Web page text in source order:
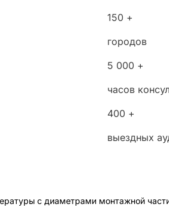
150 +
городов
5 000 +
часов
400 +
выездных
с диаметрами монтажной